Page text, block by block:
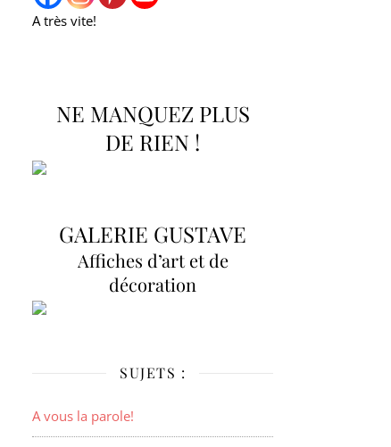
A très vite!
NE MANQUEZ PLUS
DE RIEN !
GALERIE GUSTAVE
Affiches d’art et de
décoration
SUJETS :
A vous la parole!